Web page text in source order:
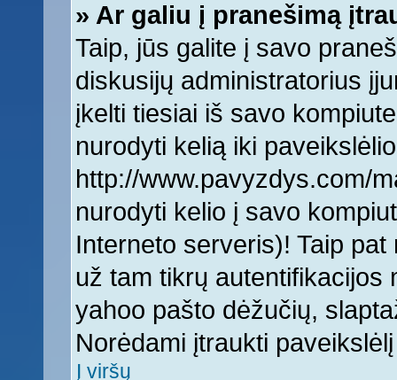
» Ar galiu į pranešimą
Taip, jūs galite į savo
diskusijų administratorius
įkelti tiesiai iš savo
nurodyti kelią iki
http://www.pavyzdys.com/
nurodyti kelio į savo
Interneto serveris)! Taip
už tam tikrų autentifikacijos
yahoo pašto dėžučių,
Norėdami įtraukti
Į viršų